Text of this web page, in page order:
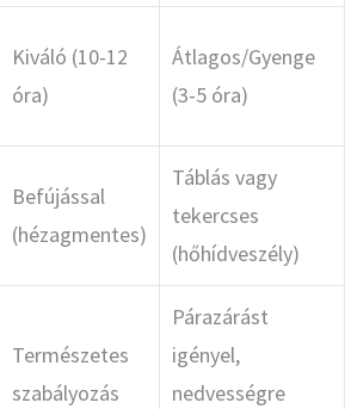
Kiváló (10-12
óra)
Átlagos/Gyenge
(3-5 óra)
Befújással
(hézagmentes)
Táblás vagy
tekercses
(hőhídveszély)
Természetes
szabályozás
Párazárást
igényel,
nedvességre